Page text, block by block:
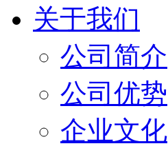
关于我们
公司简介
公司优势
企业文化